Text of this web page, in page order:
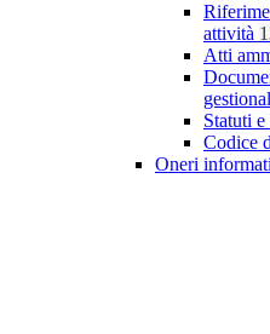
attività
Atti
Statuti
Codice
Oneri